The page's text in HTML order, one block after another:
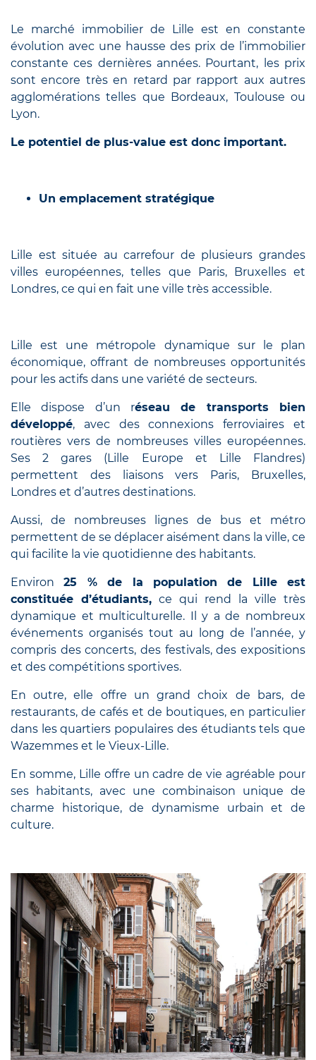
Le marché immobilier de Lille est en constante
évolution avec une hausse des prix de l’immobilier
constante ces dernières années. Pourtant, les prix
sont encore très en retard par rapport aux autres
agglomérations telles que Bordeaux, Toulouse ou
Lyon.
Le potentiel de plus-value est donc important.
Un emplacement stratégique
Lille est située au carrefour de plusieurs grandes
villes européennes, telles que Paris, Bruxelles et
Londres, ce qui en fait une ville très accessible.
Lille est une métropole dynamique sur le plan
économique, offrant de nombreuses opportunités
pour les actifs dans une variété de secteurs.
Elle dispose d’un réseau de transports bien
développé, avec des connexions ferroviaires et
routières vers de nombreuses villes européennes.
Ses 2 gares (Lille Europe et Lille Flandres)
permettent des liaisons vers Paris, Bruxelles,
Londres et d’autres destinations.
Aussi, de nombreuses lignes de bus et métro
permettent de se déplacer aisément dans la ville, ce
qui facilite la vie quotidienne des habitants.
Environ25 % de la population de Lille est
constituée d’étudiants, ce qui rend la ville très
dynamique et multiculturelle. Il y a de nombreux
événements organisés tout au long de l’année, y
compris des concerts, des festivals, des expositions
et des compétitions sportives.
En outre, elle offre un grand choix de bars, de
restaurants, de cafés et de boutiques, en particulier
dans les quartiers populaires des étudiants tels que
Wazemmes et le Vieux-Lille.
En somme, Lille offre un cadre de vie agréable pour
ses habitants, avec une combinaison unique de
charme historique, de dynamisme urbain et de
culture.